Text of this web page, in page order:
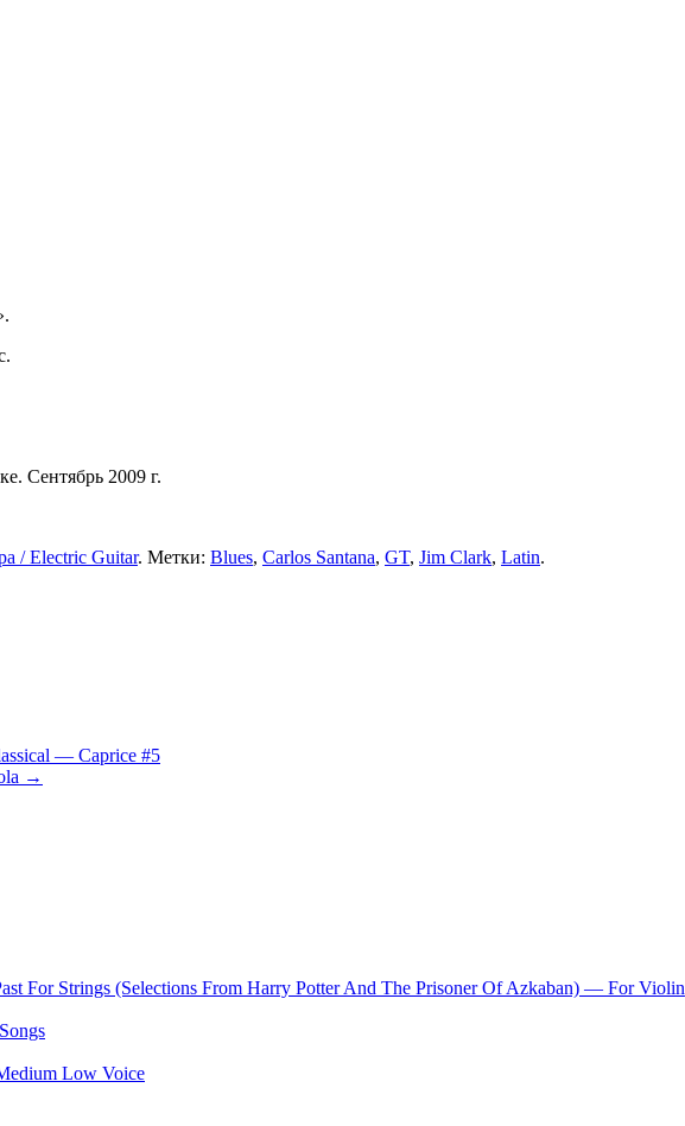
Сентябрь 2009 г.
/ Electric Guitar. Метки: Blues, Carlos Santana, GT, Jim Clark, Latin.
— Caprice #5
→
For Strings (Selections From Harry Potter And The Prisoner Of Azkaban) — For Violin
Low Voice